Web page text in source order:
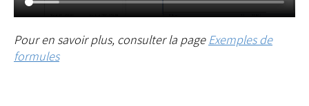
Pour en savoir plus, consulter la pageExemples de
formules